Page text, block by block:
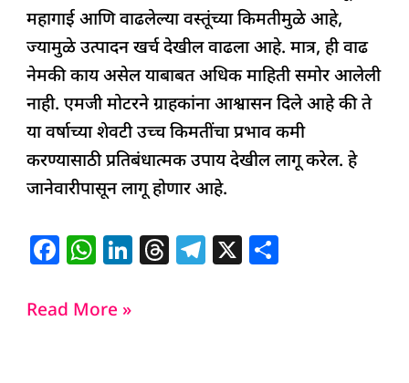
महागाई आणि वाढलेल्या वस्तूंच्या किमतीमुळे आहे,
ज्यामुळे उत्पादन खर्च देखील वाढला आहे. मात्र, ही वाढ
नेमकी काय असेल याबाबत अधिक माहिती समोर आलेली
नाही. एमजी मोटरने ग्राहकांना आश्वासन दिले आहे की ते
या वर्षाच्या शेवटी उच्च किमतींचा प्रभाव कमी
करण्यासाठी प्रतिबंधात्मक उपाय देखील लागू करेल. हे
जानेवारीपासून लागू होणार आहे.
F
c
W
at
Li T T X
Read More »